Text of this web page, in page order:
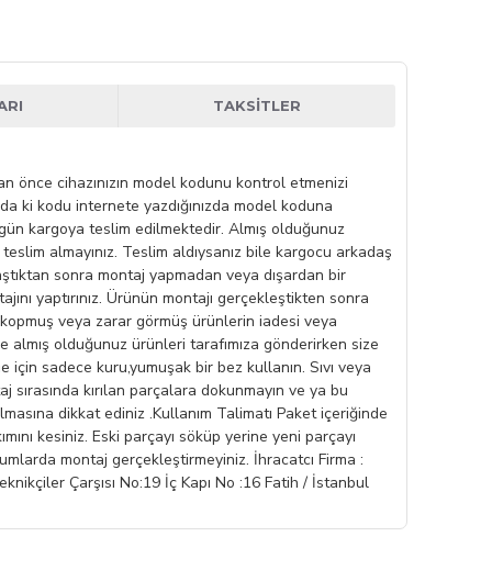
TAKSITLER
önce cihazınızın model kodunu kontrol etmenizi
ki kodu internete yazdığınızda model koduna
kargoya teslim edilmektedir. Almış olduğunuz
almayınız. Teslim aldıysanız bile kargocu arkadaş
sonra montaj yapmadan veya dışardan bir
yaptırınız. Ürünün montajı gerçekleştikten sonra
kopmuş veya zarar görmüş ürünlerin iadesi veya
olduğunuz ürünleri tarafımıza gönderirken size
sadece kuru,yumuşak bir bez kullanın. Sıvı veya
kırılan parçalara dokunmayın ve ya bu
dikkat ediniz .Kullanım Talimatı Paket içeriğinde
kesiniz. Eski parçayı söküp yerine yeni parçayı
montaj gerçekleştirmeyiniz. İhracatcı Firma :
Çarşısı No:19 İç Kapı No :16 Fatih / İstanbul